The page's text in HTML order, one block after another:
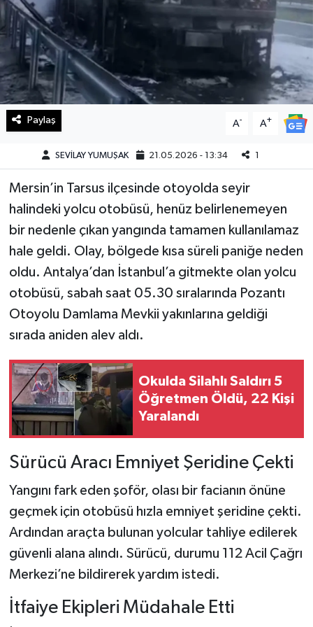
Paylaş A- A+
SEVİLAY YUMUŞAK 21.05.2026 - 13:34 1
Mersin’in Tarsus ilçesinde otoyolda seyir
halindeki yolcu otobüsü, henüz belirlenemeyen
bir nedenle çıkan yangında tamamen kullanılamaz
hale geldi. Olay, bölgede kısa süreli paniğe neden
oldu. Antalya’dan İstanbul’a gitmekte olan yolcu
otobüsü, sabah saat 05.30 sıralarında Pozantı
Otoyolu Damlama Mevkii yakınlarına geldiği
sırada aniden alev aldı.
Okulda Silahlı Saldırı 5
Öğretmen Öldü, 22 Kişi
Yaralandı
Sürücü Aracı Emniyet Şeridine Çekti
Yangını fark eden şoför, olası bir facianın önüne
geçmek için otobüsü hızla emniyet şeridine çekti.
Ardından araçta bulunan yolcular tahliye edilerek
güvenli alana alındı. Sürücü, durumu 112 Acil Çağrı
Merkezi’ne bildirerek yardım istedi.
İtfaiye Ekipleri Müdahale Etti
Manşet Altı
Manşetler
Resmi İlan
Spor
SürManşet
Teknoloji
Yaşam
KAHRAMANMARAŞ